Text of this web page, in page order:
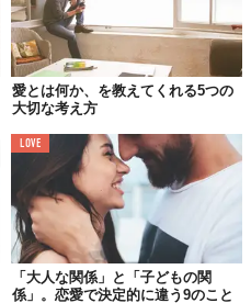
愛とは何か、を教えてくれる5つの
大切な考え方
LOVE
「大人な関係」と「子どもの関
係」。恋愛で決定的に違う9のこと